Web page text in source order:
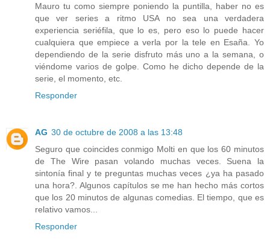
Mauro tu como siempre poniendo la puntilla, haber no es
que ver series a ritmo USA no sea una verdadera
experiencia seriéfila, que lo es, pero eso lo puede hacer
cualquiera que empiece a verla por la tele en Esaña. Yo
dependiendo de la serie disfruto más uno a la semana, o
viéndome varios de golpe. Como he dicho depende de la
serie, el momento, etc.
Responder
AG 30 de octubre de 2008 a las 13:48
Seguro que coincides conmigo Molti en que los 60 minutos
de The Wire pasan volando muchas veces. Suena la
sintonía final y te preguntas muchas veces ¿ya ha pasado
una hora?. Algunos capítulos se me han hecho más cortos
que los 20 minutos de algunas comedias. El tiempo, que es
relativo vamos...
Responder